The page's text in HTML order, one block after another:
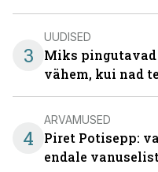
3
UUDISED
Miks pingutavad
vähem, kui nad
4
ARVAMUSED
Piret Potisepp:
endale